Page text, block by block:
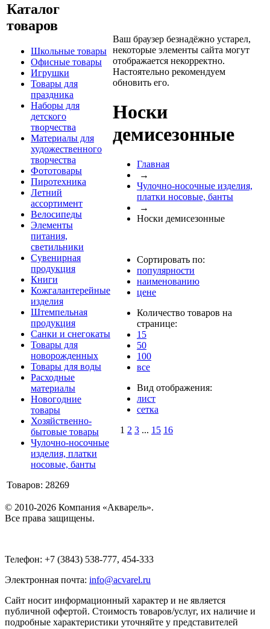
Каталог
товаров
Школьные товары
Офисные товары
Игрушки
Товары для
праздника
Наборы для
детского
творчества
Материалы для
художественного
творчества
Фототовары
Пиротехника
Летний
ассортимент
Велосипеды
Элементы
питания,
светильники
Сувенирная
продукция
Книги
Кожгалантерейные
изделия
Штемпельная
продукция
Санки и снегокаты
Товары для
новорожденных
Товары для воды
Расходные
материалы
Новогодние
товары
Хозяйственно-
бытовые товары
Чулочно-носочные
изделия, платки
носовые, банты
Товаров: 28269
Ваш браузер безнадёжно устарел,
некоторые элементы сайта могут
отображается некорректно.
Настоятельно рекомендуем
обновить его.
Носки
демисезонные
Главная
→
Чулочно-носочные изделия,
платки носовые, банты
→
Носки демисезонные
Сортировать по:
популярности
наименованию
цене
Количество товаров на
странице:
15
50
100
все
Вид отображения:
лист
сетка
1 2 3 ... 15 16
© 2010-2026 Компания «Акварель».
Все права защищены.
Телефон: +7 (3843) 538-777, 454-333
Электронная почта: info@acvarel.ru
Сайт носит информационный характер и не является
публичной офертой. Стоимость товаров/услуг, их наличие и
подробные характеристики уточняйте у представителей